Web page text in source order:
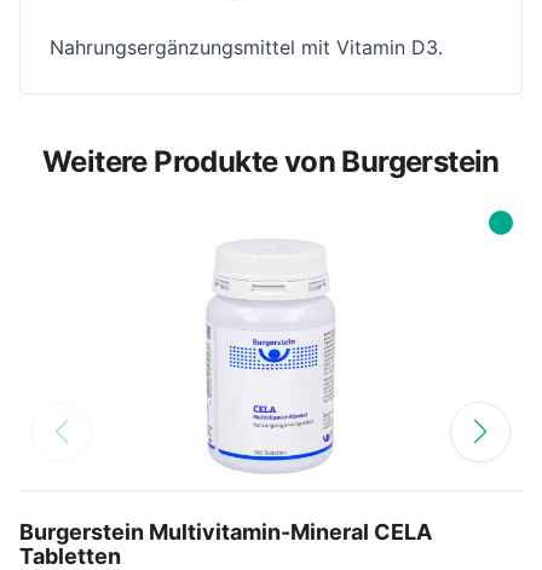
Nahrungsergänzungsmittel mit Vitamin D3.
Weitere Produkte von Burgerstein
Burgerstein Multivitamin-Mineral CELA
Tabletten